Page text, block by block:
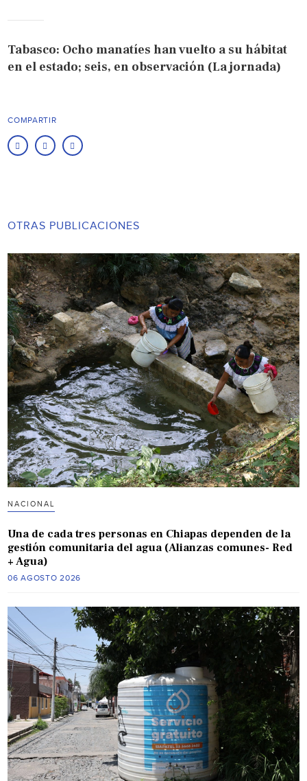
Tabasco: Ocho manatíes han vuelto a su hábitat
en el estado; seis, en observación (La jornada)
COMPARTIR
OTRAS PUBLICACIONES
NACIONAL
Una de cada tres personas en Chiapas dependen de la
gestión comunitaria del agua (Alianzas comunes- Red
+ Agua)
06 AGOSTO 2026